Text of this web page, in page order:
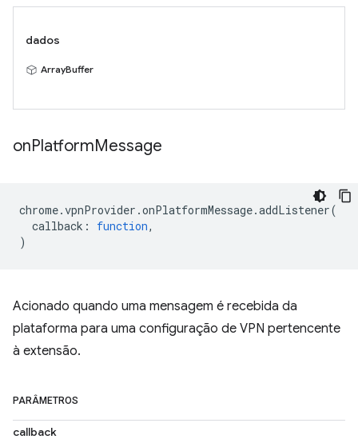
dados
ArrayBuffer
onPlatformMessage
chrome.vpnProvider .onPlatformMessage.addListener(
callback : function,
)
Acionado quando uma mensagem é recebida da
plataforma para uma configuração de VPN pertencente
à extensão.
PARÂMETROS
callback